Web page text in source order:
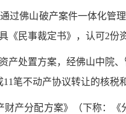
过佛山破产案件一体化
《民事裁定书》，认可2份
产处置方案，经佛山中
笔不动产协议转让的核税
财产分配方案》（下称：